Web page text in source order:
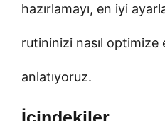
hazırlamayı, en iyi
rutininizi nasıl optimize
anlatıyoruz.